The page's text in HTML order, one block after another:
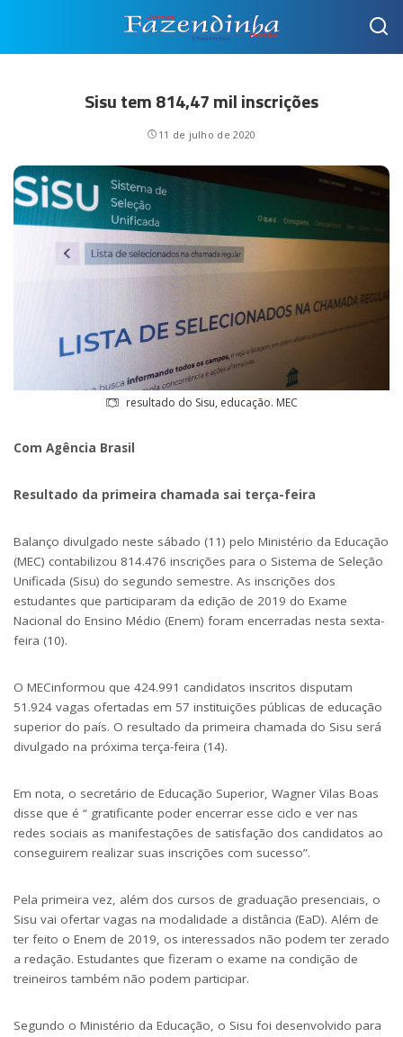
Sisu tem 814,47 mil inscrições
11 de julho de 2020
resultado do Sisu, educação. MEC
Com Agência Brasil
Resultado da primeira chamada sai terça-feira
Balanço divulgado neste sábado (11) pelo Ministério da Educação
(MEC) contabilizou 814.476 inscrições para o Sistema de Seleção
Unificada (Sisu) do segundo semestre. As inscrições dos
estudantes que participaram da edição de 2019 do Exame
Nacional do Ensino Médio (Enem) foram encerradas nesta sexta-
feira (10).
O MECinformou que 424.991 candidatos inscritos disputam
51.924 vagas ofertadas em 57 instituições públicas de educação
superior do país. O resultado da primeira chamada do Sisu será
divulgado na próxima terça-feira (14).
Em nota, o secretário de Educação Superior, Wagner Vilas Boas
disse que é “ gratificante poder encerrar esse ciclo e ver nas
redes sociais as manifestações de satisfação dos candidatos ao
conseguirem realizar suas inscrições com sucesso”.
Pela primeira vez, além dos cursos de graduação presenciais, o
Sisu vai ofertar vagas na modalidade a distância (EaD). Além de
ter feito o Enem de 2019, os interessados não podem ter zerado
a redação. Estudantes que fizeram o exame na condição de
treineiros também não podem participar.
Segundo o Ministério da Educação, o Sisu foi desenvolvido para